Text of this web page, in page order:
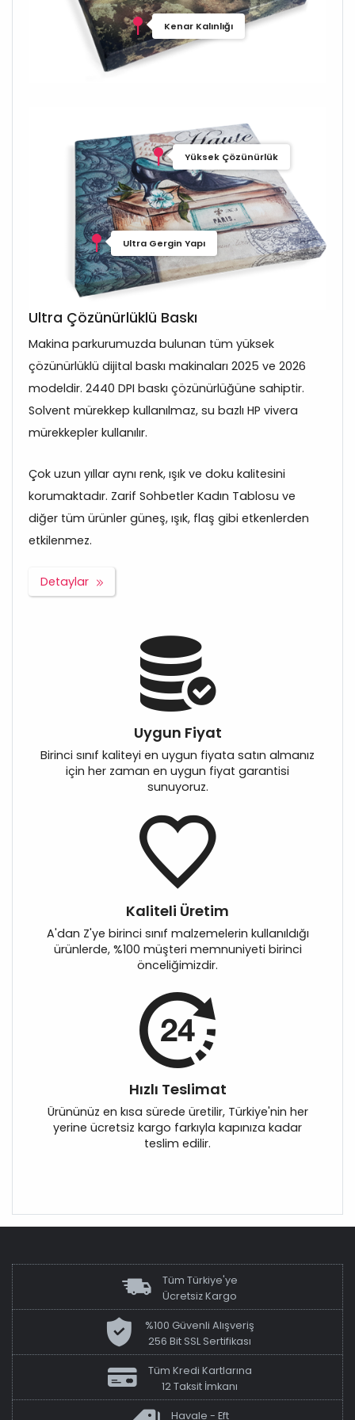
Kenar Kalınlığı
Yüksek Çözünürlük
Ultra Gergin Yapı
Ultra Çözünürlüklü Baskı
Makina parkurumuzda bulunan tüm yüksek
çözünürlüklü dijital baskı makinaları 2025 ve 2026
modeldir. 2440 DPI baskı çözünürlüğüne sahiptir.
Solvent mürekkep kullanılmaz, su bazlı HP vivera
mürekkepler kullanılır.
Çok uzun yıllar aynı renk, ışık ve doku kalitesini
korumaktadır. Zarif Sohbetler Kadın Tablosu ve
diğer tüm ürünler güneş, ışık, flaş gibi etkenlerden
etkilenmez.
Detaylar
Uygun Fiyat
Birinci sınıf kaliteyi en uygun fiyata satın almanız
için her zaman en uygun fiyat garantisi
sunuyoruz.
Kaliteli Üretim
A'dan Z'ye birinci sınıf malzemelerin kullanıldığı
ürünlerde, %100 müşteri memnuniyeti birinci
önceliğimizdir.
Hızlı Teslimat
Ürününüz en kısa sürede üretilir, Türkiye'nin her
yerine ücretsiz kargo farkıyla kapınıza kadar
teslim edilir.
Tüm Türkiye'ye
Ücretsiz Kargo
%100 Güvenli Alışveriş
256 Bit SSL Sertifikası
Tüm Kredi Kartlarına
12 Taksit İmkanı
Havale - Eft